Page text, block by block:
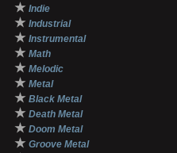
★ Indie
★ Industrial
★ Instrumental
★ Math
★ Melodic
★ Metal
★ Black Metal
★ Death Metal
★ Doom Metal
★ Groove Metal